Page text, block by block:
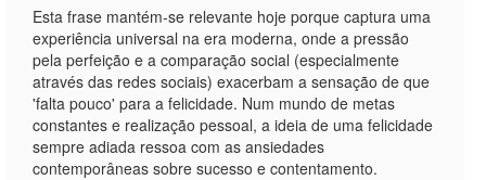
Esta frase mantém-se relevante hoje porque captura uma
experiência universal na era moderna, onde a pressão
pela perfeição e a comparação social (especialmente
através das redes sociais) exacerbam a sensação de que
'falta pouco' para a felicidade. Num mundo de metas
constantes e realização pessoal, a ideia de uma felicidade
sempre adiada ressoa com as ansiedades
contemporâneas sobre sucesso e contentamento.